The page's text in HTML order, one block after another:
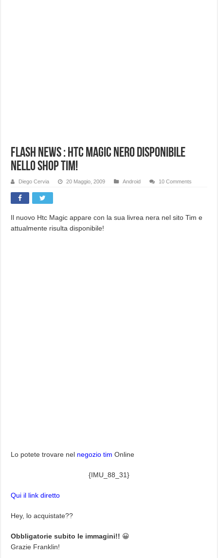
Flash News : Htc Magic nero disponibile
nello shop TIM!
Diego Cervia 20 Maggio, 2009 Android 10 Comments
Il nuovo Htc Magic appare con la sua livrea nera nel sito Tim e
attualmente risulta disponibile!
Lo potete trovare nel negozio tim Online
{IMU_88_31}
Qui il link diretto
Hey, lo acquistate??
Obbligatorie subito le immagini!! 😀
Grazie Franklin!